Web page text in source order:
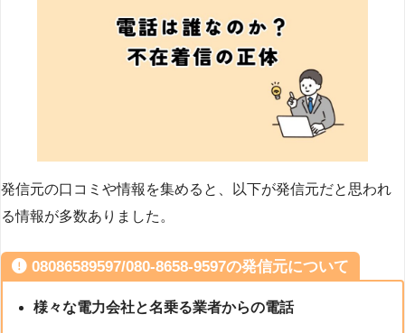
発信元の口コミや情報を集めると、以下が発信元だと思われ
る情報が多数ありました。
08086589597/080-8658-9597の発信元について
様々な電力会社と名乗る業者からの電話